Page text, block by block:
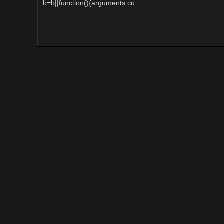
b=b||function(){arguments.cu...